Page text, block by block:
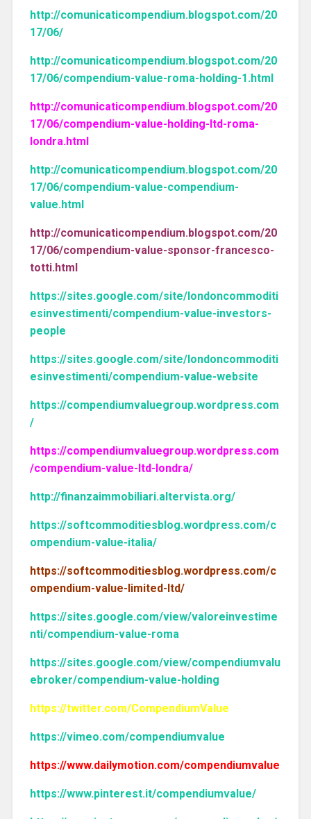
http://comunicaticompendium.blogspot.com/20
17/06/
http://comunicaticompendium.blogspot.com/20
17/06/compendium-value-roma-holding-1.html
http://comunicaticompendium.blogspot.com/20
17/06/compendium-value-holding-ltd-roma-
londra.html
http://comunicaticompendium.blogspot.com/20
17/06/compendium-value-compendium-
value.html
http://comunicaticompendium.blogspot.com/20
17/06/compendium-value-sponsor-francesco-
totti.html
https://sites.google.com/site/londoncommoditi
esinvestimenti/compendium-value-investors-
people
https://sites.google.com/site/londoncommoditi
esinvestimenti/compendium-value-website
https://compendiumvaluegroup.wordpress.com
/
https://compendiumvaluegroup.wordpress.com
/compendium-value-ltd-londra/
http://finanzaimmobiliari.altervista.org/
https://softcommoditiesblog.wordpress.com/c
ompendium-value-italia/
https://softcommoditiesblog.wordpress.com/c
ompendium-value-limited-ltd/
https://sites.google.com/view/valoreinvestime
nti/compendium-value-roma
https://sites.google.com/view/compendiumvalu
ebroker/compendium-value-holding
https://twitter.com/CompendiumValue
https://vimeo.com/compendiumvalue
https://www.dailymotion.com/compendiumvalue
https://www.pinterest.it/compendiumvalue/